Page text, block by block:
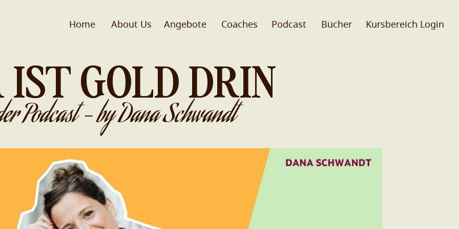
Home About Us Coaches
Angebote Podcast Bücher Kursbereich Login
IST GOLD DRIN
Podcast - by Dana Schwandt